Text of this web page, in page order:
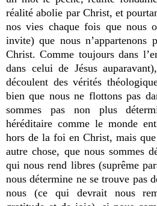
réalité abolie par Christ, et
nos vies chaque fois que nous
invite) que nous n’appartenons
Christ. Comme toujours dans
dans celui de Jésus
découlent des vérités
bien que nous ne flottons pas
sommes pas non plus
héréditaire comme le monde
hors de la foi en Christ, mais que
autre chose, que nous sommes
qui nous rend libres (suprême
nous détermine ne se trouve pas
nous (ce qui devrait nous